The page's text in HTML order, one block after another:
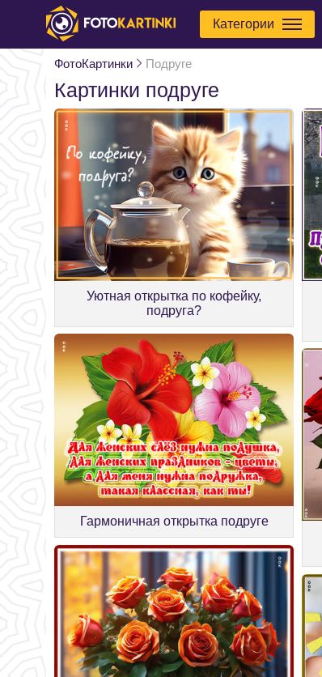
Категории
ФотоКартинки Подруге
Картинки подруге
Уютная открытка по кофейку,
подруга?
Гармоничная открытка подруге